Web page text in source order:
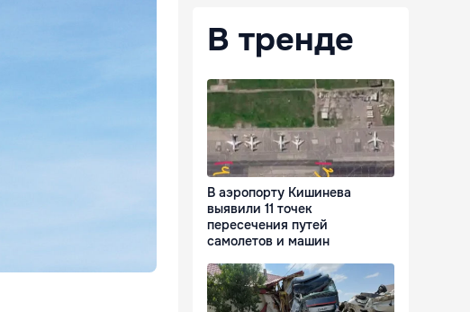
В тренде
В аэропорту Кишинева
выявили 11 точек
пересечения путей
самолетов и машин